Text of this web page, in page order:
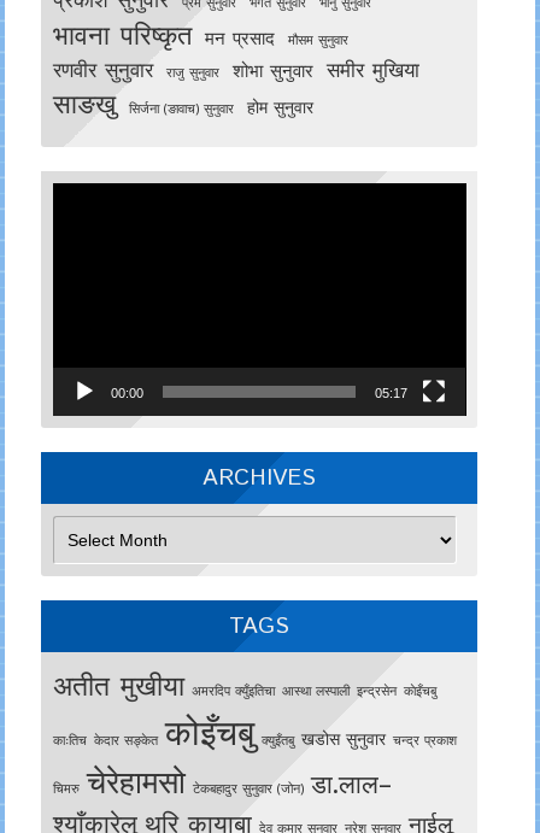
भावना परिष्कृत मन प्रसाद मौसम सुनुवार
रणवीर सुनुवार राजु सुनुवार शोभा सुनुवार समीर मुखिया
साङखु सिर्जना (ङावाच) सुनुवार होम सुनुवार
00:00 05:17
ARCHIVES
TAGS
अतीत मुखीया अमरदिप क्युँइतिचा आस्था लस्पाली इन्द्रसेन काेइँचबु
काःतिच केदार सङ्केत कोइँचबु क्युइँतबु खडोस सुनुवार चन्द्र प्रकाश
चिमरु चेरेहामसो टेकबहादुर सुनुवार (जोन) डा.लाल–
श्याँकारेलु थरि कायाबा देव कुमार सुनुवार नरेश सुनुवार नाईलू